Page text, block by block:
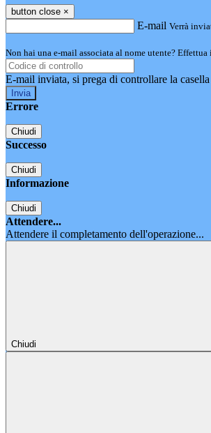
button close ×
E-mail Verrà
Non hai una e-mail associata al nome utente?
E-mail inviata, si prega di controllare la
Errore
Chiudi
Successo
Chiudi
Informazione
Chiudi
Attendere...
Attendere il completamento dell'operazione...
Chiudi